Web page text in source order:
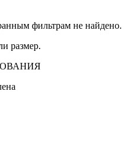
фильтрам не найдено.
размер.